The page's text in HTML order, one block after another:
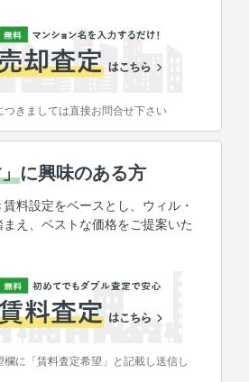
きましては直接お問合せ下さい
に興味のある方
料設定をベースとし、ウィル・
え、ベストな価格をご提案いた
に「賃料査定希望」と記載し送信し